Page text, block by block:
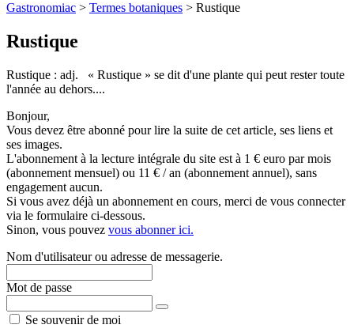
Gastronomiac > Termes botaniques > Rustique
Rustique
Rustique : adj. « Rustique » se dit d'une plante qui peut rester toute
l'année au dehors....
Bonjour,
Vous devez être abonné pour lire la suite de cet article, ses liens et
ses images.
L'abonnement à la lecture intégrale du site est à 1 € euro par mois
(abonnement mensuel) ou 11 € / an (abonnement annuel), sans
engagement aucun.
Si vous avez déjà un abonnement en cours, merci de vous connecter
via le formulaire ci-dessous.
Sinon, vous pouvez vous abonner ici.
Nom d'utilisateur ou adresse de messagerie.
Mot de passe
Se souvenir de moi